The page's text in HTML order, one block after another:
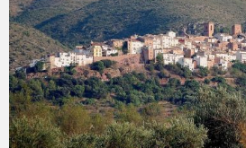
Presentació del llibre &quot;La